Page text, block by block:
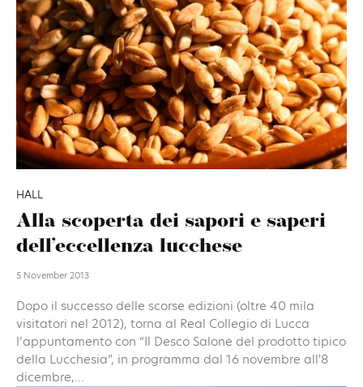
HALL
Alla scoperta dei sapori e saperi
dell’eccellenza lucchese
5 November 2013
Dopo il successo delle scorse edizioni (oltre 40 mila
visitatori nel 2012), torna al Real Collegio di Lucca
l’appuntamento con “Il Desco Salone del prodotto tipico
della Lucchesia”, in programma dal 16 novembre all'8
dicembre,...